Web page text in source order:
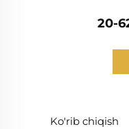
20-
Ko'rib chiqish